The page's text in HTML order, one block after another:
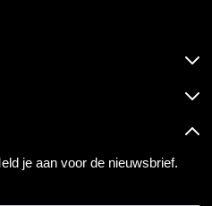
je aan voor de nieuwsbrief.